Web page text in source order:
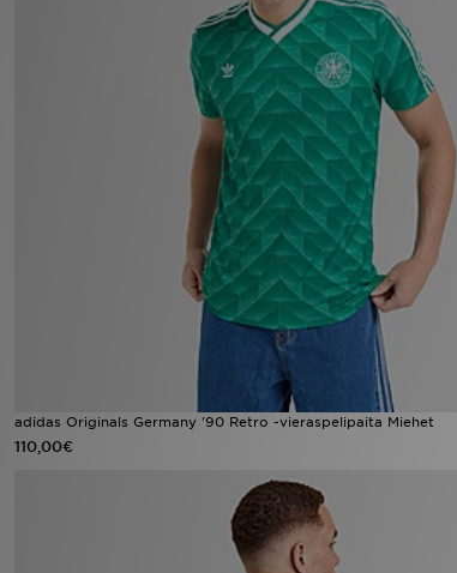
adidas Originals Germany '90 Retro -vieraspelipaita Miehet
110,00€